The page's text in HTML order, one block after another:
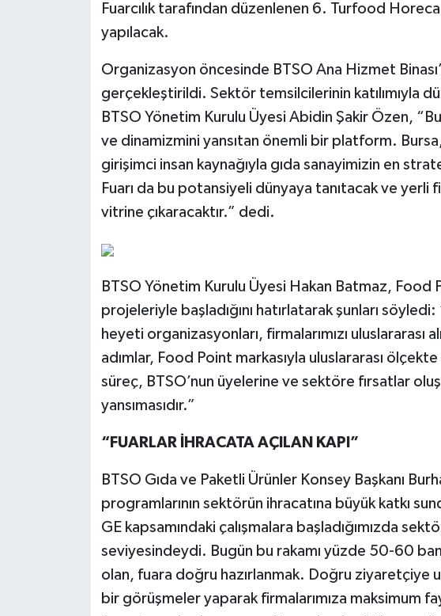
Fuarcılık tarafından düzenlenen 6. Turfood Horeca
yapılacak.
Organizasyon öncesinde BTSO Ana Hizmet
gerçekleştirildi. Sektör temsilcilerinin katılımıyla
BTSO Yönetim Kurulu Üyesi Abidin Şakir Özen,
ve dinamizmini yansıtan önemli bir platform.
girişimci insan kaynağıyla gıda sanayimizin en
Fuarı da bu potansiyeli dünyaya tanıtacak ve yerli
vitrine çıkaracaktır.” dedi.
BTSO Yönetim Kurulu Üyesi Hakan Batmaz, Food
projeleriyle başladığını hatırlatarak şunları söyledi:
heyeti organizasyonları, firmalarımızı uluslararası
adımlar, Food Point markasıyla uluslararası
süreç, BTSO’nun üyelerine ve sektöre fırsatlar
yansımasıdır.”
“FUARLAR İHRACATA AÇILAN KAPI”
BTSO Gıda ve Paketli Ürünler Konsey Başkanı
programlarının sektörün ihracatına büyük katkı
GE kapsamındaki çalışmalara başladığımızda
seviyesindeydi. Bugün bu rakamı yüzde 50-60
olan, fuara doğru hazırlanmak. Doğru ziyaretçiye
bir görüşmeler yaparak firmalarımıza maksimum